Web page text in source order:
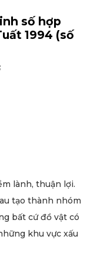
số hợp
1994 (số
lành, thuận lợi.
tạo thành nhóm
bất cứ đồ vật có
khu vực xấu